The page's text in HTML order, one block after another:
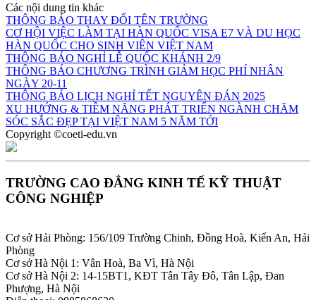
Các nội dung tin khác
THÔNG BÁO THAY ĐỔI TÊN TRƯỜNG
CƠ HỘI VIỆC LÀM TẠI HÀN QUỐC VISA E7 VÀ DU HỌC
HÀN QUỐC CHO SINH VIÊN VIỆT NAM
THÔNG BÁO NGHỈ LỄ QUỐC KHÁNH 2/9
THÔNG BÁO CHƯƠNG TRÌNH GIẢM HỌC PHÍ NHÂN
NGÀY 20-11
THÔNG BÁO LỊCH NGHỈ TẾT NGUYÊN ĐÁN 2025
XU HƯỚNG & TIỀM NĂNG PHÁT TRIỂN NGÀNH CHĂM
SÓC SẮC ĐẸP TẠI VIỆT NAM 5 NĂM TỚI
Copyright ©coeti-edu.vn
TRƯỜNG CAO ĐẲNG KINH TẾ KỸ THUẬT
CÔNG NGHIỆP
Cơ sở Hải Phòng: 156/109 Trường Chinh, Đồng Hoà, Kiến An, Hải
Phòng
Cơ sở Hà Nội 1: Vân Hoà, Ba Vì, Hà Nội
Cơ sở Hà Nội 2: 14-15BT1, KĐT Tân Tây Đô, Tân Lập, Đan
Phượng, Hà Nội